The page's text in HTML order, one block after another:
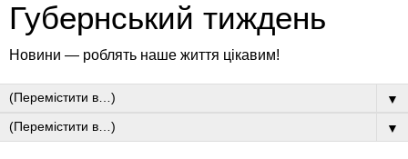
Губернський тиждень
Новини — роблять наше життя цікавим!
▼
▼